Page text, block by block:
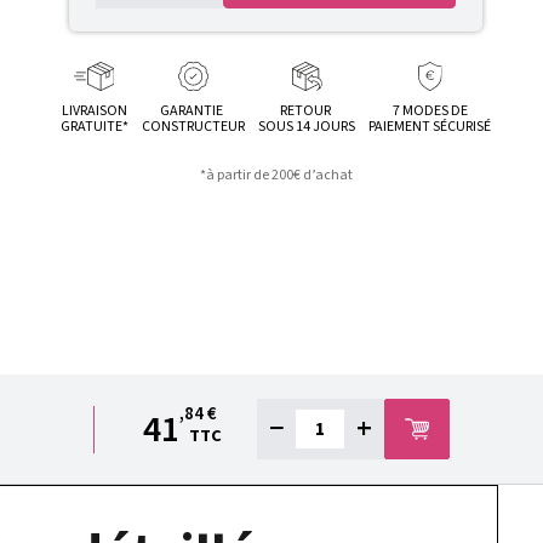
LIVRAISON
GRATUITE*
GARANTIE
CONSTRUCTEUR
RETOUR
SOUS 14 JOURS
7 MODES DE
PAIEMENT SÉCURISÉ
*à partir de 200€ d’achat
41,84 €
TTC
− +